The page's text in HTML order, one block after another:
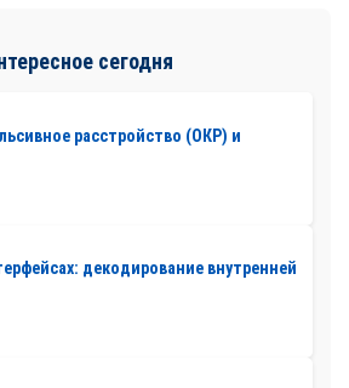
сегодня
расстройство (ОКР) и
декодирование внутренней